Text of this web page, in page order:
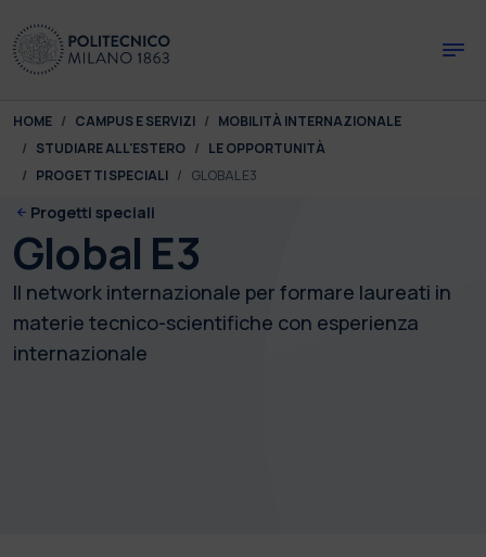
You are here:
HOME CAMPUS E SERVIZI
MOBILITÀ INTERNAZIONALE
STUDIARE ALL'ESTERO
LE OPPORTUNITÀ
PROGETTI SPECIALI
GLOBAL E3
Progetti speciali
Global E3
Il network internazionale per formare laureati in
materie tecnico-scientifiche con esperienza
internazionale